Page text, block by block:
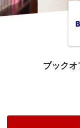
カテゴリー一覧
百貨店・総合ECモール
日用品・キッチン用品
家電・PC・スマホ・カ
リーベイツ注目ストア
初回購入者限定特典
友達紹介ブック